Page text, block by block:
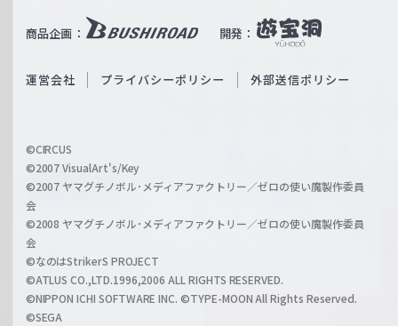
ß
c
a
r
z
商品企画： 開発：
b
O
i
l
h
a
運営会社 プライバシーポリシー 外部送信ポリシー
©CIRCUS
©2007 VisualArt's/Key
©2007 ヤマグチノボル･メディアファクトリー／ゼロの使い魔製作委員
会
©2008 ヤマグチノボル･メディアファクトリー／ゼロの使い魔製作委員
会
©なのはStrikerS PROJECT
©ATLUS CO.,LTD.1996,2006 ALL RIGHTS RESERVED.
©NIPPON ICHI SOFTWARE INC. ©TYPE-MOON All Rights Reserved.
©SEGA